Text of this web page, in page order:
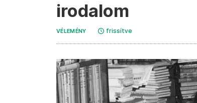
irodalom
VÉLEMÉNY frissítve